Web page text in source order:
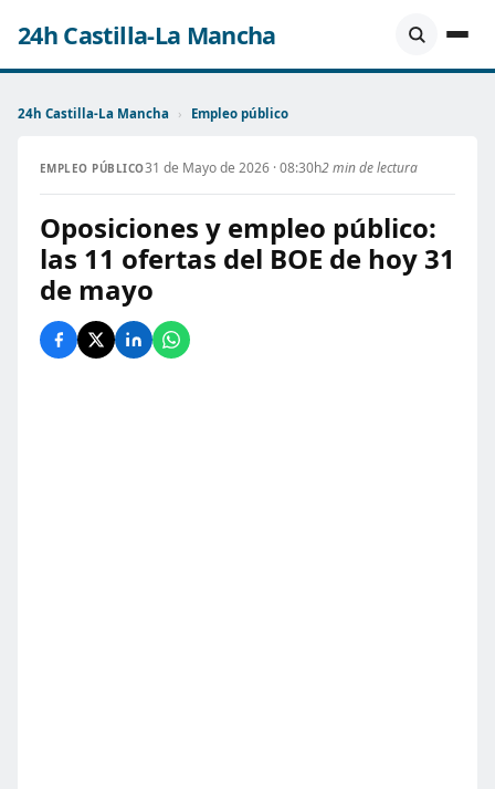
24h Castilla-La Mancha
24h Castilla-La Mancha › Empleo público
EMPLEO PÚBLICO31 de Mayo de 2026 · 08:30h2 min de lectura
Oposiciones y empleo público:
las 11 ofertas del BOE de hoy 31
de mayo